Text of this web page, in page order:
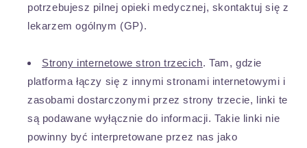
potrzebujesz pilnej opieki medycznej, skontaktuj się z
lekarzem ogólnym (GP).
Strony internetowe stron trzecich. Tam, gdzie
platforma łączy się z innymi stronami internetowymi i
zasobami dostarczonymi przez strony trzecie, linki te
są podawane wyłącznie do informacji. Takie linki nie
powinny być interpretowane przez nas jako